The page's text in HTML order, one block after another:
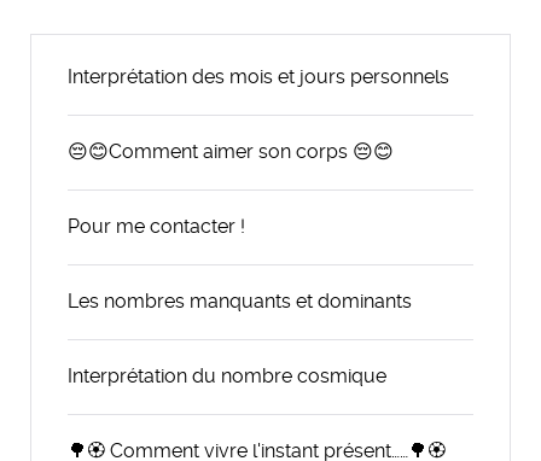
Interprétation des mois et jours personnels
😔😊Comment aimer son corps 😔😊
Pour me contacter !
Les nombres manquants et dominants
Interprétation du nombre cosmique
🌳🏵️ Comment vivre l'instant présent……🌳🏵️